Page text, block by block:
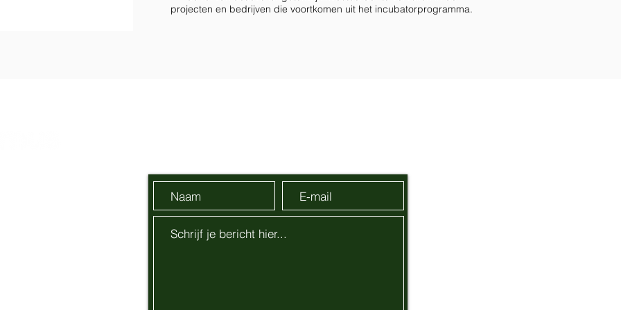
projecten en bedrijven die voortkomen uit het incubatorprogramma.